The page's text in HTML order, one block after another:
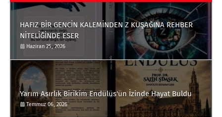
HAFIZ BİR GENCİN KALEMİNDEN Z KUŞAĞINA REHBER
NİTELİĞİNDE ESER
Haziran 25, 2026
Yarım Asırlık Birikim Endülüs'ün İzinde Hayat Buldu
Temmuz 06, 2026